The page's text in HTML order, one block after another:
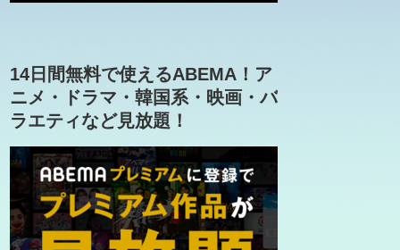
14日間無料で使えるABEMA！ア
ニメ・ドラマ・韓国系・映画・バ
ラエティなど見放題！